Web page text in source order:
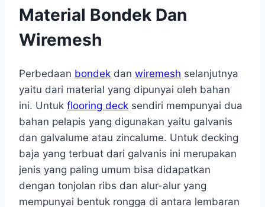
Material Bondek Dan
Wiremesh
Perbedaan bondek dan wiremesh selanjutnya
yaitu dari material yang dipunyai oleh bahan
ini. Untuk flooring deck sendiri mempunyai dua
bahan pelapis yang digunakan yaitu galvanis
dan galvalume atau zincalume. Untuk decking
baja yang terbuat dari galvanis ini merupakan
jenis yang paling umum bisa didapatkan
dengan tonjolan ribs dan alur-alur yang
mempunyai bentuk rongga di antara lembaran